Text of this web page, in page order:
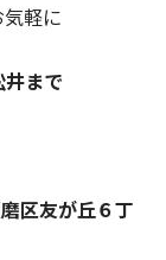
軽に
まで
友が丘６丁